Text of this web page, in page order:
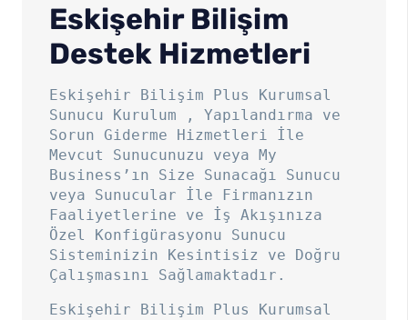
Eskişehir Bilişim
Destek Hizmetleri
Eskişehir Bilişim Plus Kurumsal
Sunucu Kurulum , Yapılandırma ve
Sorun Giderme Hizmetleri İle
Mevcut Sunucunuzu veya My
Business’ın Size Sunacağı Sunucu
veya Sunucular İle Firmanızın
Faaliyetlerine ve İş Akışınıza
Özel Konfigürasyonu Sunucu
Sisteminizin Kesintisiz ve Doğru
Çalışmasını Sağlamaktadır.
Eskişehir Bilişim Plus Kurumsal